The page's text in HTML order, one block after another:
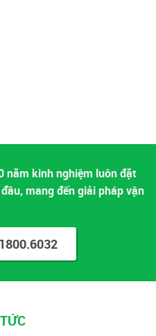
năm kinh nghiệm luôn đặt
mang đến giải pháp vận